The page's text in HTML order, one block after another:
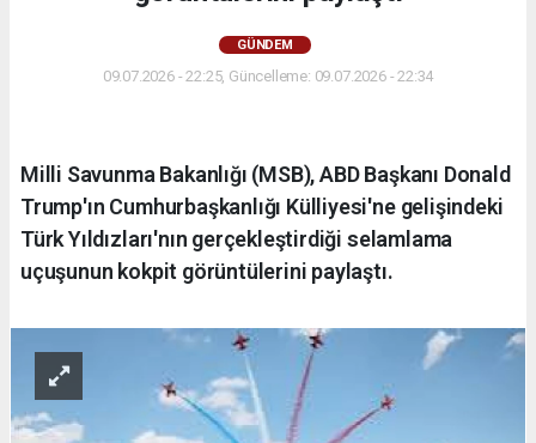
GÜNDEM
09.07.2026 - 22:25, Güncelleme: 09.07.2026 - 22:34
Milli Savunma Bakanlığı (MSB), ABD Başkanı Donald
Trump'ın Cumhurbaşkanlığı Külliyesi'ne gelişindeki
Türk Yıldızları'nın gerçekleştirdiği selamlama
uçuşunun kokpit görüntülerini paylaştı.